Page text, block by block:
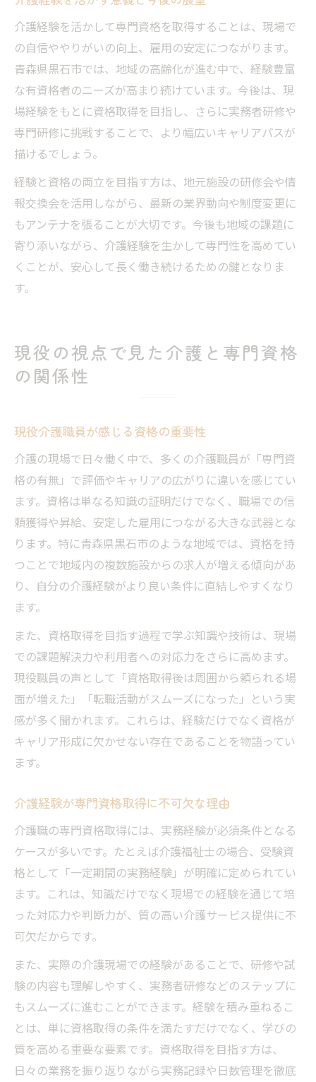
介護経験を活かして専門資格を取得することは、現場で
の自信ややりがいの向上、雇用の安定につながります。
青森県黒石市では、地域の高齢化が進む中で、経験豊富
な有資格者のニーズが高まり続けています。今後は、現
場経験をもとに資格取得を目指し、さらに実務者研修や
専門研修に挑戦することで、より幅広いキャリアパスが
描けるでしょう。
経験と資格の両立を目指す方は、地元施設の研修会や情
報交換会を活用しながら、最新の業界動向や制度変更に
もアンテナを張ることが大切です。今後も地域の課題に
寄り添いながら、介護経験を生かして専門性を高めてい
くことが、安心して長く働き続けるための鍵となりま
す。
現役の視点で見た介護と専門資格
の関係性
現役介護職員が感じる資格の重要性
介護の現場で日々働く中で、多くの介護職員が「専門資
格の有無」で評価やキャリアの広がりに違いを感じてい
ます。資格は単なる知識の証明だけでなく、職場での信
頼獲得や昇給、安定した雇用につながる大きな武器とな
ります。特に青森県黒石市のような地域では、資格を持
つことで地域内の複数施設からの求人が増える傾向があ
り、自分の介護経験がより良い条件に直結しやすくなり
ます。
また、資格取得を目指す過程で学ぶ知識や技術は、現場
での課題解決力や利用者への対応力をさらに高めます。
現役職員の声として「資格取得後は周囲から頼られる場
面が増えた」「転職活動がスムーズになった」という実
感が多く聞かれます。これらは、経験だけでなく資格が
キャリア形成に欠かせない存在であることを物語ってい
ます。
介護経験が専門資格取得に不可欠な理由
介護職の専門資格取得には、実務経験が必須条件となる
ケースが多いです。たとえば介護福祉士の場合、受験資
格として「一定期間の実務経験」が明確に定められてい
ます。これは、知識だけでなく現場での経験を通じて培
った対応力や判断力が、質の高い介護サービス提供に不
可欠だからです。
また、実際の介護現場での経験があることで、研修や試
験の内容も理解しやすく、実務者研修などのステップに
もスムーズに進むことができます。経験を積み重ねるこ
とは、単に資格取得の条件を満たすだけでなく、学びの
質を高める重要な要素です。資格取得を目指す方は、
日々の業務を振り返りながら実務記録や日数管理を徹底